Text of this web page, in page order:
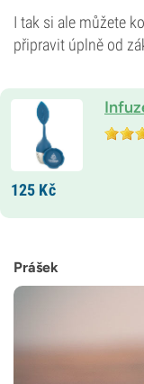
I tak si ale můžete
připravit úplně od
125 Kč
Prášek